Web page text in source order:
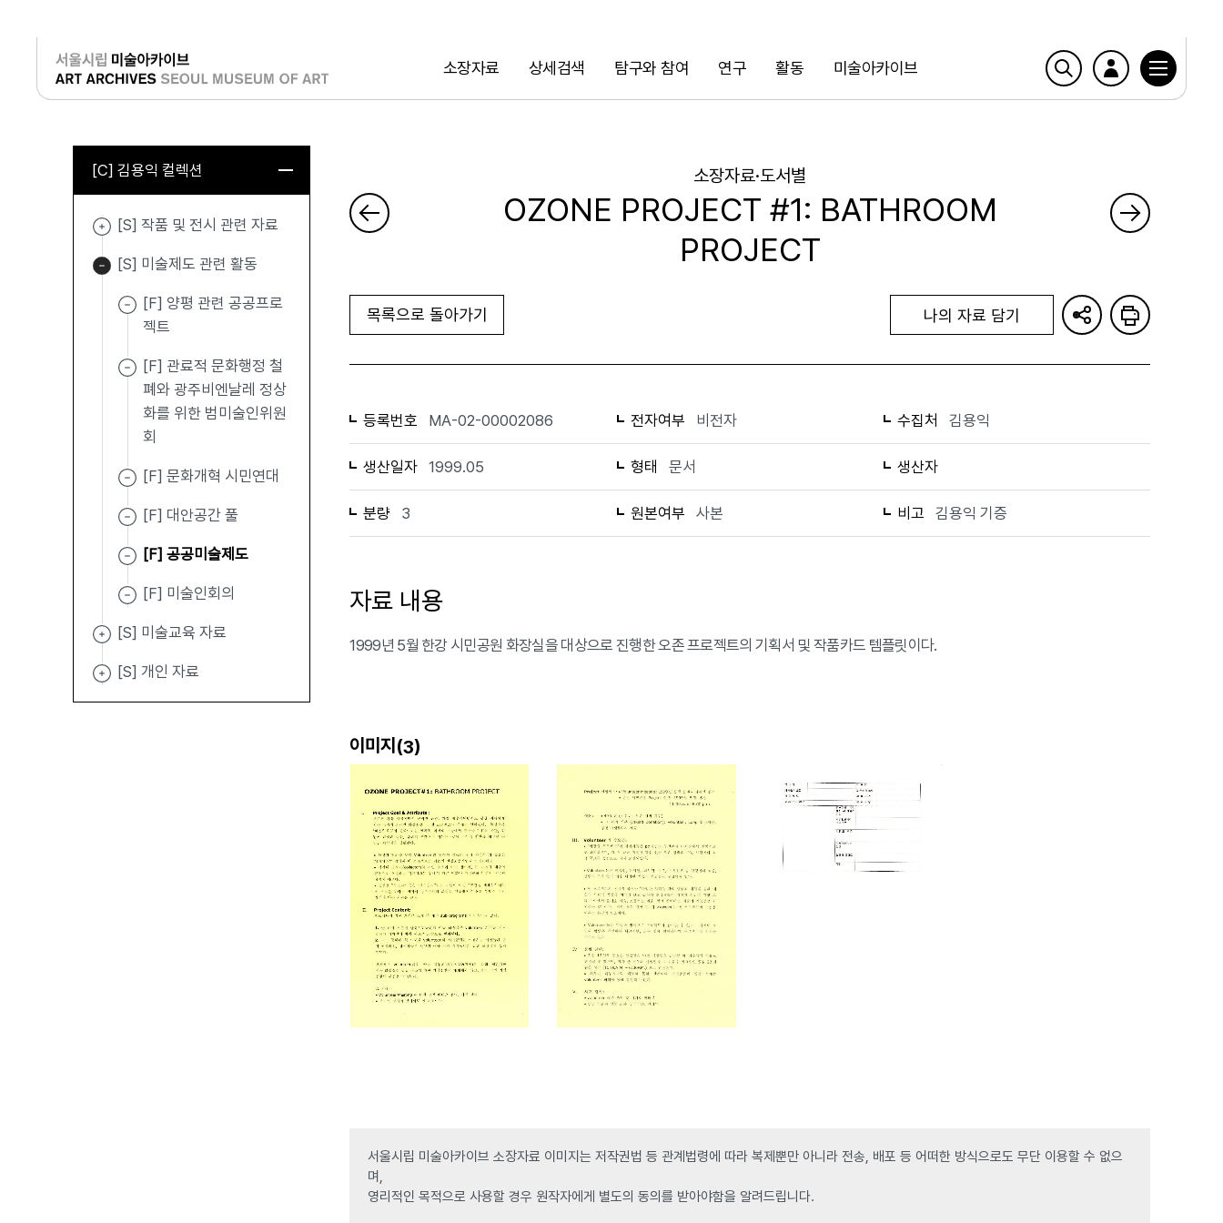
소장자료 상세검색 탐구와 참여 연구 활동 미술아카이브
검색
로그인
[C] 김용익 컬렉션
[S] 작품 및 전시 관련 자료
[S] 미술제도 관련 활동
[F] 양평 관련 공공프로
젝트
[F] 관료적 문화행정 철
폐와 광주비엔날레 정상
화를 위한 범미술인위원
회
[F] 문화개혁 시민연대
[F] 대안공간 풀
[F] 공공미술제도
[F] 미술인회의
[S] 미술교육 자료
[S] 개인 자료
소장자료·도서별
OZONE PROJECT #1: BATHROOM
PROJECT
목록으로 돌아가기 나의 자료 담기
등록번호 MA-02-00002086 전자여부 비전자 수집처 김용익
생산일자 1999.05 형태 문서 생산자
분량 3 원본여부 사본 비고 김용익 기증
자료 내용
1999년 5월 한강 시민공원 화장실을 대상으로 진행한 오존 프로젝트의 기획서 및 작품카드 템플릿이다.
이미지(3)
서울시립 미술아카이브 소장자료 이미지는 저작권법 등 관계법령에 따라 복제뿐만 아니라 전송, 배포 등 어떠한 방식으로도 무단 이용할 수 없으
며,
영리적인 목적으로 사용할 경우 원작자에게 별도의 동의를 받아야함을 알려드립니다.